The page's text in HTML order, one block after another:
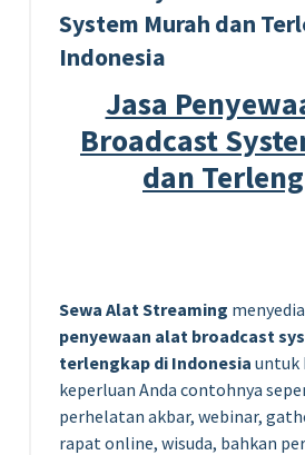
System Murah dan
Indonesia
Jasa
Broadcast
dan
Sewa Alat Streaming
penyewaan alat broadcast
terlengkap di Indonesia untuk
keperluan Anda contohnya
perhelatan akbar, webinar,
rapat online, wisuda, bahkan